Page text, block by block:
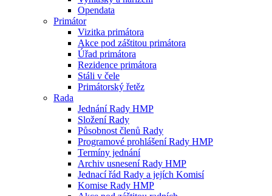
Opendata
Primátor
Vizitka primátora
Akce pod záštitou primátora
Úřad primátora
Rezidence primátora
Stáli v čele
Primátorský řetěz
Rada
Jednání Rady HMP
Složení Rady
Působnost členů Rady
Programové prohlášení Rady HMP
Termíny jednání
Archiv usnesení Rady HMP
Jednací řád Rady a jejích Komisí
Komise Rady HMP